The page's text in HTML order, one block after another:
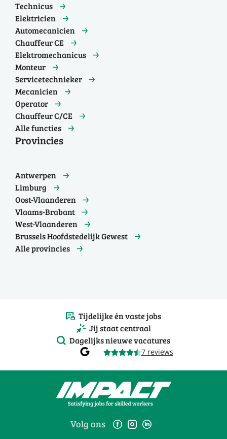
Technicus
Elektricien
Automecanicien
Chauffeur CE
Elektromechanicus
Monteur
Servicetechnieker
Mecanicien
Operator
Chauffeur C/CE
Alle functies
Provincies
Antwerpen
Limburg
Oost-Vlaanderen
Vlaams-Brabant
West-Vlaanderen
Brussels Hoofdstedelijk Gewest
Alle provincies
Tijdelijke én vaste jobs
Jij staat centraal
Dagelijks nieuwe vacatures
7 reviews
Volg ons